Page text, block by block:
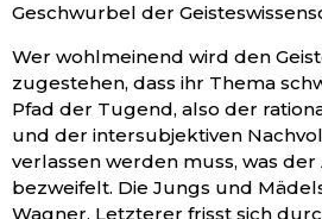
Geschwurbel der
Wer wohlmeinend wird den
zugestehen, dass ihr Thema
Pfad der Tugend, also der
und der intersubjektiven
verlassen werden muss, was
bezweifelt. Die Jungs und
Wagner. Letzterer frisst sich